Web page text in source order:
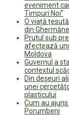
eveniment
Timpuri Noi”
O viață
din
Prutul sub
afectează
Moldova
Guvernul a
contextul
Din deșeuri
unei
plasticului
Cum au
Porumbeni